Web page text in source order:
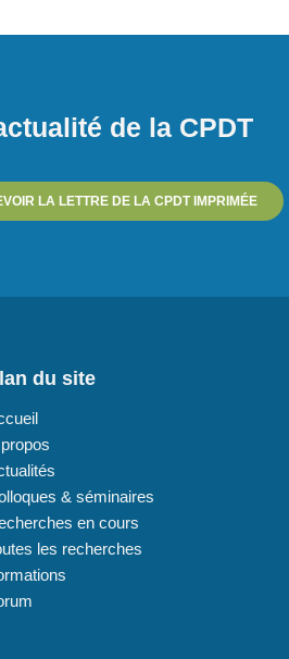
de la CPDT
LA LETTRE DE LA CPDT IMPRIMÉE
du site
& séminaires
en cours
les recherches